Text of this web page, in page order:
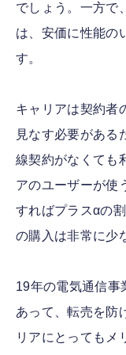
でしょう。一方で
は、安価に性能の
す。
キャリアは契約者
見なす必要がある
線契約がなくても
アのユーザーが使
すればプラスαの
の購入は非常に少
19年の電気通信事
あって、転売を防
リアにとってもメ